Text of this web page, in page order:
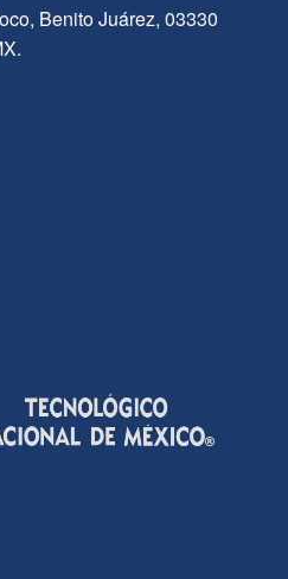
Benito Juárez, 03330